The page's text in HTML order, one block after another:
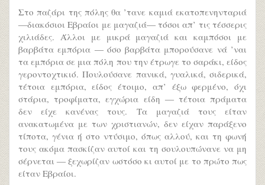
Στο παζάρι της πόλης θα ’τανε καμιά εκατοπενηνταριά
―διακόσιοι Εβραίοι με μαγαζιά― τόσοι απ’ τις τέσσερις
χιλιάδες. Άλλοι με μικρά μαγαζιά και καμπόσοι με
βαρβάτα εμπόρια ― όσο βαρβάτα μπορούσανε νά ’ναι
τα εμπόρια σε μια πόλη που την έτρωγε το σαράκι, είδος
γεροντοχτικιό. Πουλούσανε πανικά, γυαλικά, σιδερικά,
τέτοια εμπόρια, είδος έτοιμο, απ’ έξω φερμένο, όχι
στάρια, τροφίματα, εγχώρια είδη ― τέτοια πράματα
δεν είχε κανένας τους. Τα μαγαζιά τους είταν
ανακατωμένα με των χριστιανών, δεν είχαν παράξενο
τίποτα, γένια ή στο ντύσιμο, όπως αλλού, και τη φωνή
τους ακόμα πασκίζαν αυτοί και τη σουλουπώνανε να μη
σέρνεται ― ξεχωρίζαν ωστόσο κι αυτοί με το πρώτο πως
είταν Εβραίοι.